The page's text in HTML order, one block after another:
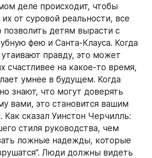
деле происходит, чтобы
от суровой реальности, все
позволить детям вырасти с
фею и Санта-Клауса. Когда
правду, это может
счастливее на какое-то время,
умнее в будущем. Когда
знают, что могут доверять
вами, это становится вашим
Как сказал Уинстон Черчилль:
стиля руководства, чем
ложные надежды, которые
Люди должны видеть